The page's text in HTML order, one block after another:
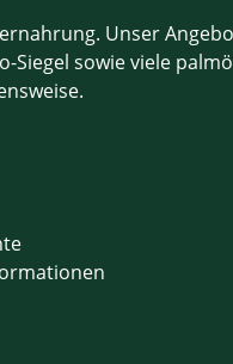
Unser
sowie viele